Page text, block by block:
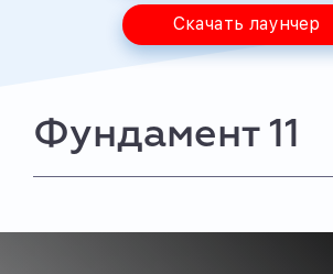
Скачать лаунчер
Фундамент 11